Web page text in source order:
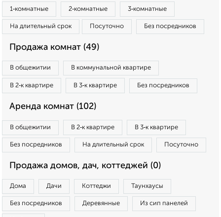
1‑комнатные 2‑комнатные 3‑комнатные
На длительный срок Посуточно Без посредников
Продажа комнат (49)
В общежитии В коммунальной квартире
В 2‑к квартире В 3‑к квартире Без посредников
Аренда комнат (102)
В общежитии В 2‑к квартире В 3‑к квартире
Без посредников На длительный срок Посуточно
Продажа домов, дач, коттеджей (0)
Дома Дачи Коттеджи Таунхаусы
Без посредников Деревянные Из сип панелей